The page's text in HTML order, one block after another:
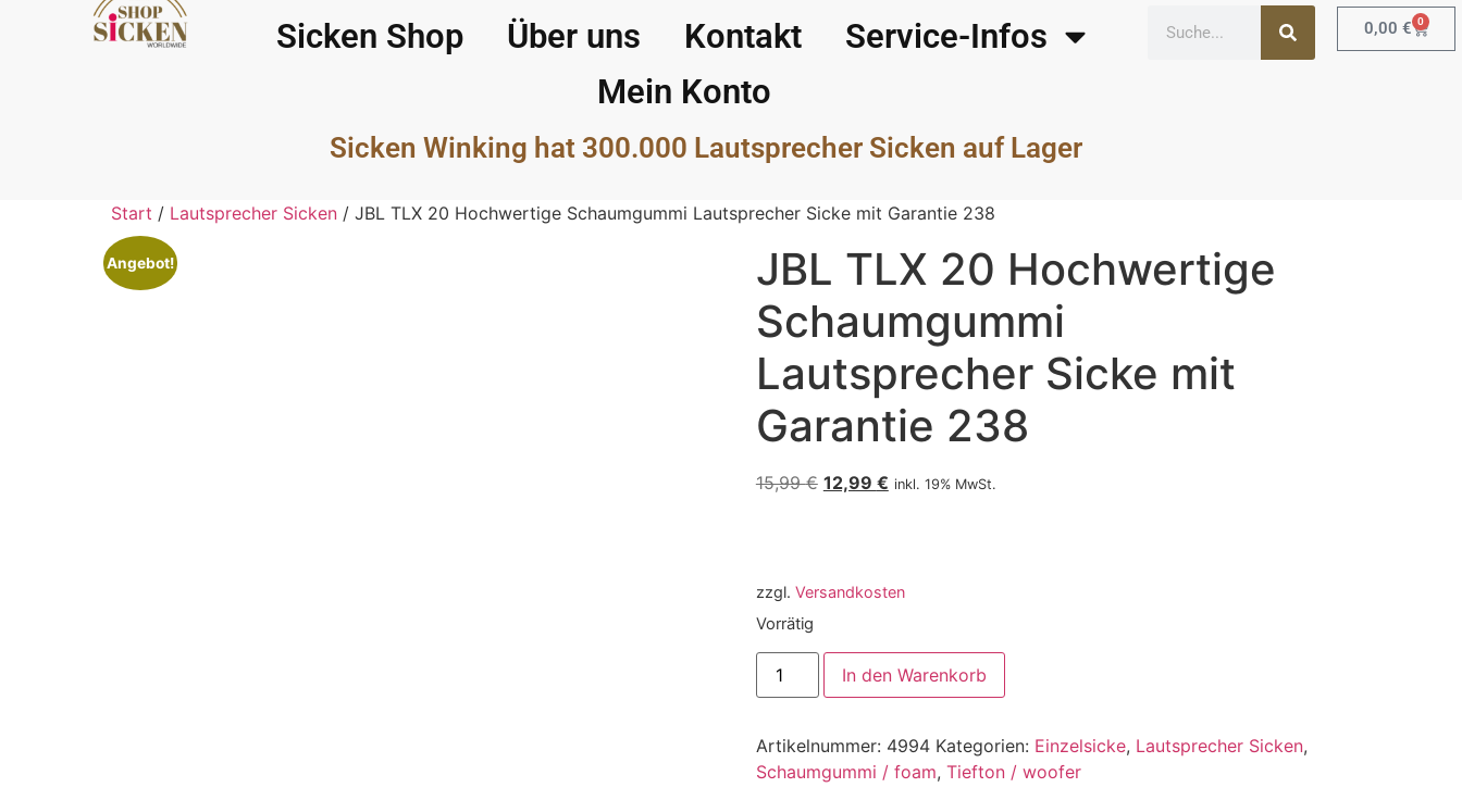
Sicken Shop Über uns Kontakt
Service-Infos
Mein Konto
Sicken Winking hat 300.000 Lautsprecher Sicken auf Lager
0,00 € 0
Start / Lautsprecher Sicken / JBL TLX 20 Hochwertige Schaumgummi Lautsprecher Sicke mit Garantie 238
Angebot!
JBL TLX 20 Hochwertige
Schaumgummi
Lautsprecher Sicke mit
Garantie 238
15,99€ 12,99 € inkl. 19% MwSt.
zzgl. Versandkosten
Vorrätig
In den Warenkorb
Artikelnummer: 4994 Kategorien: Einzelsicke, Lautsprecher Sicken,
Schaumgummi / foam, Tiefton / woofer